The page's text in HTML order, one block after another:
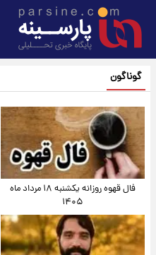
گوناگون
فال قهوه روزانه یکشنبه ۱۸ مرداد ماه
۱۴۰۵